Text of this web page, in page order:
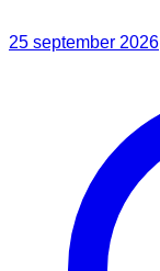
25 september 2026